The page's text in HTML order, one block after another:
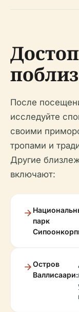
После
исследуйте
своими
тропами и
Другие
включают:
парк
Остров
Валлисаари: